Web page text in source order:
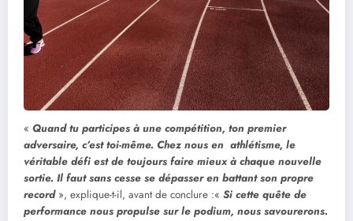
« Quand tu participes à une compétition, ton premier
adversaire, c’est toi-même. Chez nous en athlétisme, le
véritable défi est de toujours faire mieux à chaque nouvelle
sortie. Il faut sans cesse se dépasser en battant son propre
record», explique-t-il, avant de conclure :« Si cette quête de
performance nous propulse sur le podium, nous savourerons.